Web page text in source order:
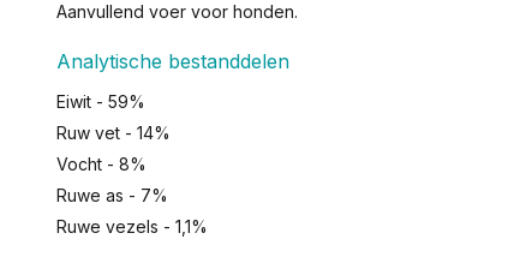
Aanvullend voer voor honden.
Analytische bestanddelen
Eiwit - 59%
Ruw vet - 14%
Vocht - 8%
Ruwe as - 7%
Ruwe vezels - 1,1%